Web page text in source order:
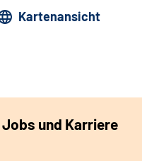
Kartenansicht
und Karriere